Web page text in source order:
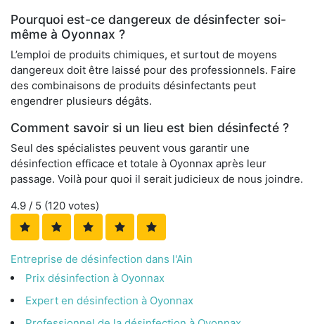
Pourquoi est-ce dangereux de désinfecter soi-
même à Oyonnax ?
L’emploi de produits chimiques, et surtout de moyens
dangereux doit être laissé pour des professionnels. Faire
des combinaisons de produits désinfectants peut
engendrer plusieurs dégâts.
Comment savoir si un lieu est bien désinfecté ?
Seul des spécialistes peuvent vous garantir une
désinfection efficace et totale à Oyonnax après leur
passage. Voilà pour quoi il serait judicieux de nous joindre.
4.9 / 5 (120 votes)
Entreprise de désinfection dans l'Ain
Prix désinfection à Oyonnax
Expert en désinfection à Oyonnax